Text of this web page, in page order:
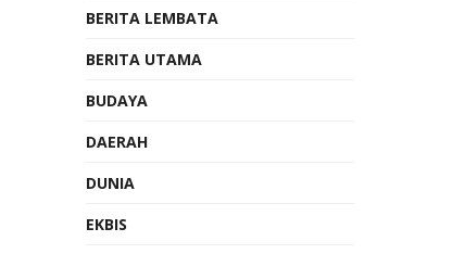
BERITA LEMBATA
BERITA UTAMA
BUDAYA
DAERAH
DUNIA
EKBIS